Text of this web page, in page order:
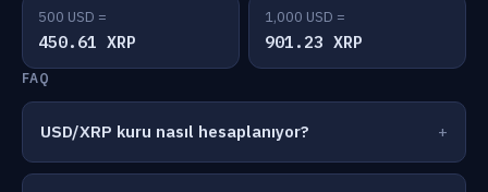
500 USD =
450.61 XRP
1,000 USD =
901.23 XRP
FAQ
USD/XRP kuru nasıl hesaplanıyor?